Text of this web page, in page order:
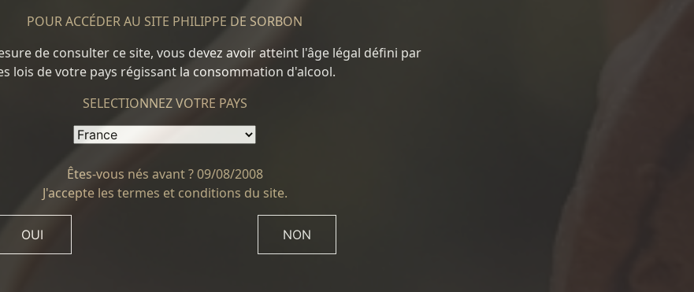
POUR ACCÉDER AU SITE PHILIPPE DE SORBON
de consulter ce site, vous devez avoir atteint l'âge légal défini par
lois de votre pays régissant la consommation d'alcool.
SELECTIONNEZ VOTRE PAYS
Êtes-vous nés avant ?09/08/2008
J'accepte les termes et conditions du site.
NON